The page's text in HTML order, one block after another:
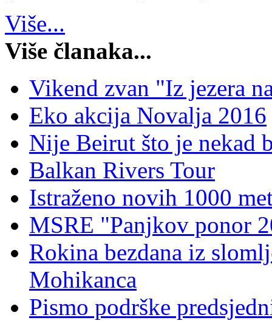
Više...
Više članaka...
Vikend zvan "Iz jezera
Eko akcija Novalja 2016
Nije Beirut što je nekad
Balkan Rivers Tour
Istraženo novih 1000
MSRE "Panjkov ponor
Rokina bezdana iz
Mohikanca
Pismo podrške